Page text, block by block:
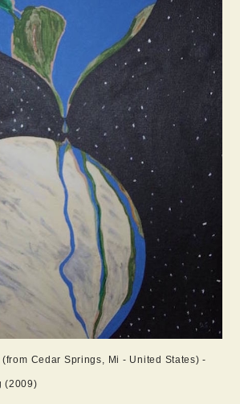
(from Cedar Springs, Mi - United States) -
(2009)